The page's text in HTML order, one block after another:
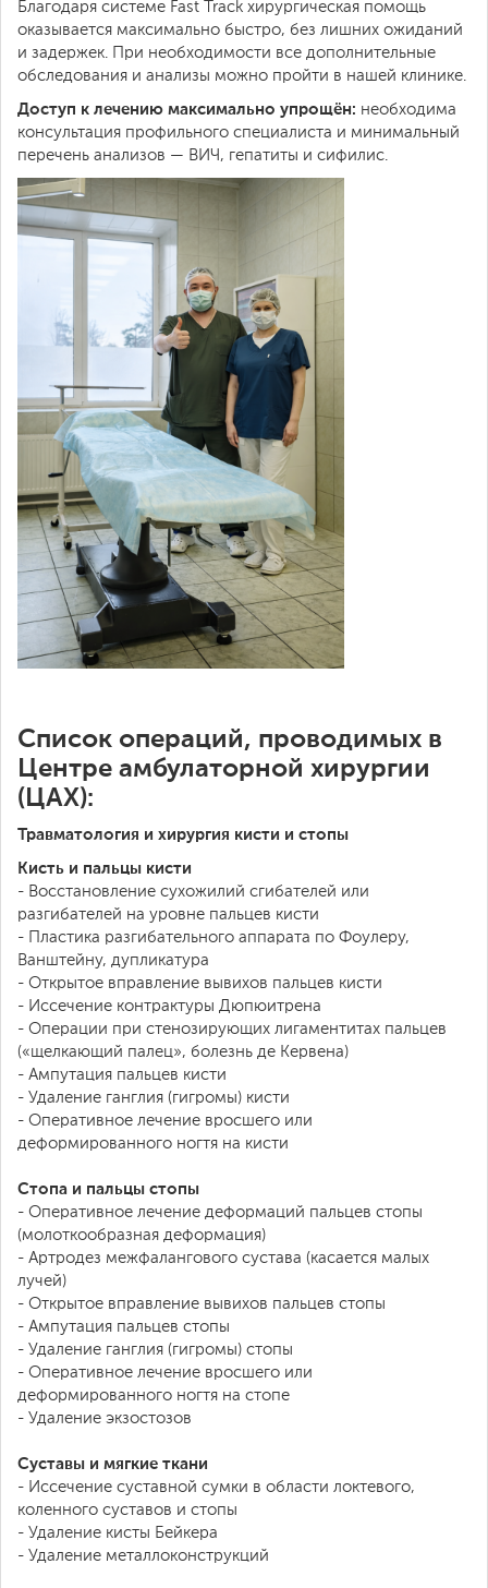
Благодаря системе Fast Track хирургическая помощь
оказывается максимально быстро, без лишних ожиданий
и задержек. При необходимости все дополнительные
обследования и анализы можно пройти в нашей клинике.
Доступ к лечению максимально упрощён: необходима
консультация профильного специалиста и минимальный
перечень анализов — ВИЧ, гепатиты и сифилис.
Список операций, проводимых в
Центре амбулаторной хирургии
(ЦАХ):
Травматология и хирургия кисти и стопы
Кисть и пальцы кисти
- Восстановление сухожилий сгибателей или
разгибателей на уровне пальцев кисти
- Пластика разгибательного аппарата по Фоулеру,
Ванштейну, дупликатура
- Открытое вправление вывихов пальцев кисти
- Иссечение контрактуры Дюпюитрена
- Операции при стенозирующих лигаментитах пальцев
(«щелкающий палец», болезнь де Кервена)
- Ампутация пальцев кисти
- Удаление ганглия (гигромы) кисти
- Оперативное лечение вросшего или
деформированного ногтя на кисти
Стопа и пальцы стопы
- Оперативное лечение деформаций пальцев стопы
(молоткообразная деформация)
- Артродез межфалангового сустава (касается малых
лучей)
- Открытое вправление вывихов пальцев стопы
- Ампутация пальцев стопы
- Удаление ганглия (гигромы) стопы
- Оперативное лечение вросшего или
деформированного ногтя на стопе
- Удаление экзостозов
Суставы и мягкие ткани
- Иссечение суставной сумки в области локтевого,
коленного суставов и стопы
- Удаление кисты Бейкера
- Удаление металлоконструкций